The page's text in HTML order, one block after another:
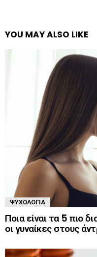
YOU MAY ALSO LIKE
ΨΥΧΟΛΟΓΊΑ
Ποια είναι τα 5 πιο
οι γυναίκες στους